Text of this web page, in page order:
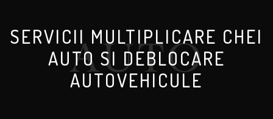
SERVICII MULTIPLICARE CHEI
AUTO SI DEBLOCARE
AUTOVEHICULE